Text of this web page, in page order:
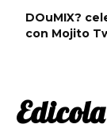
DOuMIX?
con Mojito